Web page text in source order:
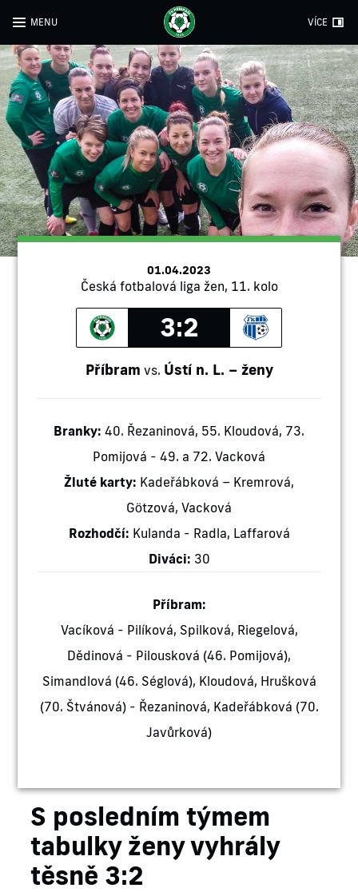
MENU VÍCE
01.04.2023
Česká fotbalová liga žen, 11. kolo
3:2
Příbram vs. Ústí n. L. – ženy
Branky: 40. Řezaninová, 55. Kloudová, 73.
Pomijová - 49. a 72. Vacková
Žluté karty: Kadeřábková – Kremrová,
Götzová, Vacková
Rozhodčí: Kulanda - Radla, Laffarová
Diváci: 30
Příbram:
Vacíková - Pilíková, Spilková, Riegelová,
Dědinová - Pilousková (46. Pomijová),
Simandlová (46. Séglová), Kloudová, Hrušková
(70. Štvánová) - Řezaninová, Kadeřábková (70.
Javůrková)
S posledním týmem
tabulky ženy vyhrály
těsně 3:2